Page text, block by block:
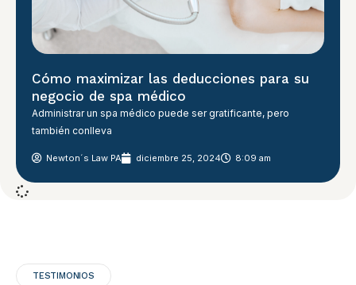
Cómo maximizar las deducciones para su
negocio de spa médico
Administrar un spa médico puede ser gratificante, pero
también conlleva
Newton´s Law PA diciembre 25, 2024 8:09 am
TESTIMONIOS